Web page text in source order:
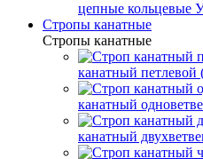
цепные кольцевые
Стропы канатные
Стропы канатные
канатный
канатный
канатный